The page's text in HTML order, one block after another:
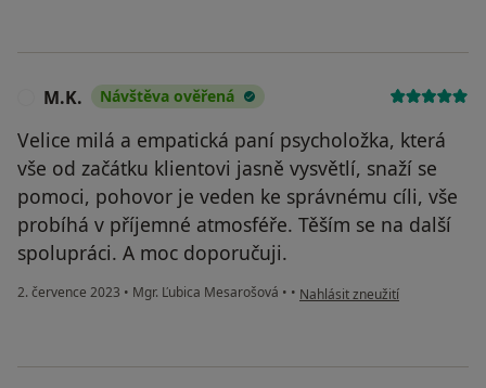
M.K. Návštěva ověřená
Velice milá a empatická paní psycholožka, která
vše od začátku klientovi jasně vysvětlí, snaží se
pomoci, pohovor je veden ke správnému cíli, vše
probíhá v příjemné atmosféře. Těším se na další
spolupráci. A moc doporučuji.
2. července 2023 • Mgr. Ľubica Mesarošová • • podle názoru uživatele M.K.
Nahlásit zneužití